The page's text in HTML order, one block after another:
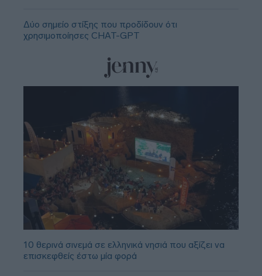
Δύο σημείο στίξης που προδίδουν ότι
χρησιμοποίησες CHAT-GPT
10 θερινά σινεμά σε ελληνικά νησιά που αξίζει να
επισκεφθείς έστω μία φορά